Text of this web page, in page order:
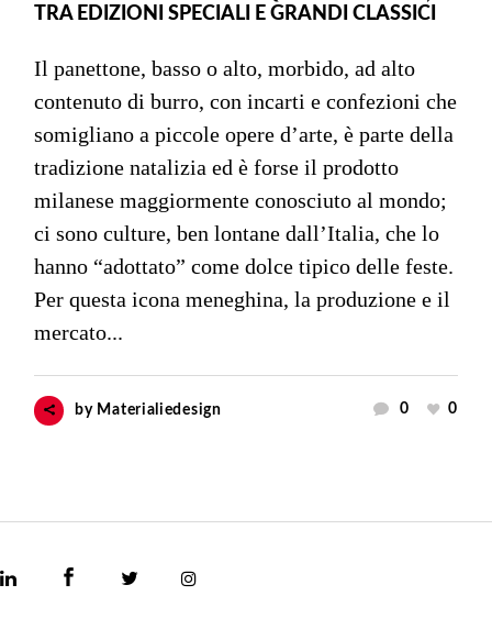
TRA EDIZIONI SPECIALI E GRANDI CLASSICI
Il panettone, basso o alto, morbido, ad alto
contenuto di burro, con incarti e confezioni che
somigliano a piccole opere d’arte, è parte della
tradizione natalizia ed è forse il prodotto
milanese maggiormente conosciuto al mondo;
ci sono culture, ben lontane dall’Italia, che lo
hanno “adottato” come dolce tipico delle feste.
Per questa icona meneghina, la produzione e il
mercato...
by Materialiedesign 0 0